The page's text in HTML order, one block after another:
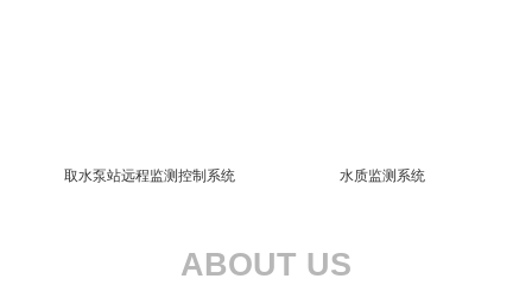
取水泵站远程监测控制系统 水质监测系统
ABOUT US